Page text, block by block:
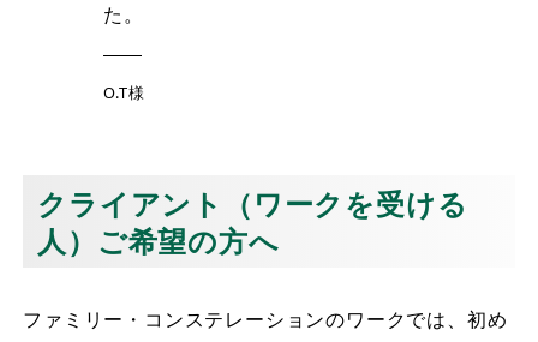
た。
O.T様
クライアント（ワークを受ける
人）ご希望の方へ
ファミリー・コンステレーションのワークでは、初め